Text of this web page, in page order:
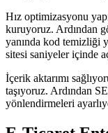
Hız optimizasyonu
kuruyoruz. Ardından
yanında kod temizliği
sitesi saniyeler içinde
İçerik aktarımı
taşıyoruz. Ardından
yönlendirmeleri